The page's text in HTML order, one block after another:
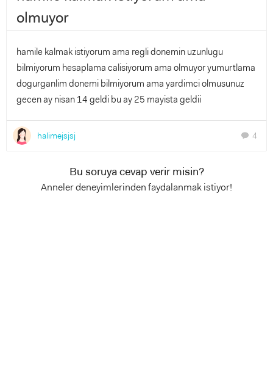
olmuyor
hamile kalmak istiyorum ama regli donemin uzunlugu
bilmiyorum hesaplama calisiyorum ama olmuyor yumurtlama
dogurganlim donemi bilmiyorum ama yardimci olmusunuz
gecen ay nisan 14 geldi bu ay 25 mayista geldii
halimejsjsj chat 4
Bu soruya cevap verir misin?
Anneler deneyimlerinden faydalanmak istiyor!